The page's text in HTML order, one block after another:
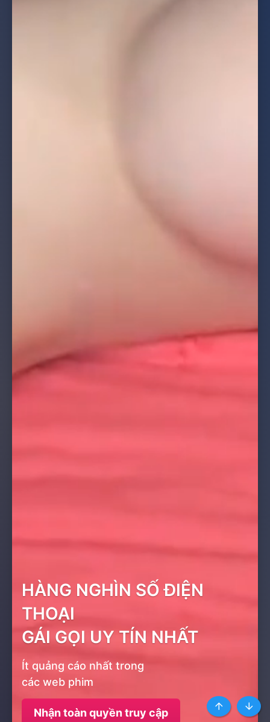
HÀNG NGHÌN SỐ ĐIỆN
THOẠI
GÁI GỌI UY TÍN NHẤT
Ít quảng cáo nhất trong
các web phim
Nhận toàn quyền truy cập Top